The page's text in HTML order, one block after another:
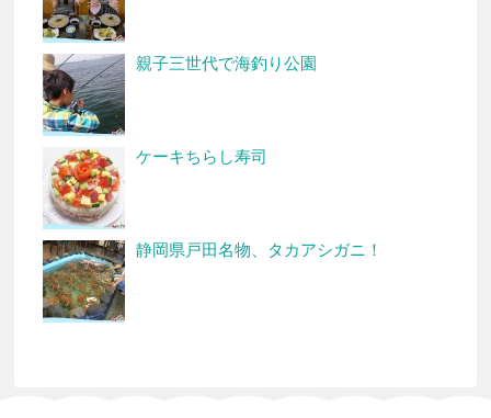
親子三世代で海釣り公園
ケーキちらし寿司
静岡県戸田名物、タカアシガニ！